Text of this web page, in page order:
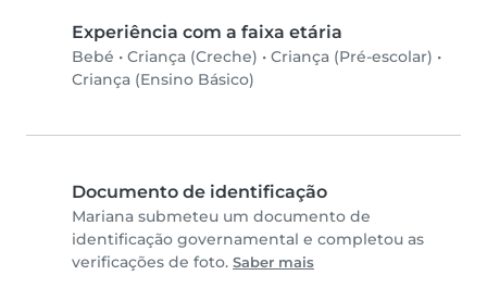
Experiência com a faixa etária
Bebé • Criança (Creche) • Criança (Pré-escolar) •
Criança (Ensino Básico)
Documento de identificação
Mariana submeteu um documento de
identificação governamental e completou as
verificações de foto. Saber mais